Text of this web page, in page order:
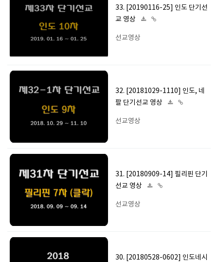
33. [20190116-25] 인도 단기선
교 영상
선교영상
32. [20181029-1110] 인도, 네
팔 단기선교 영상
선교영상
31. [20180909-14] 필리핀 단기
선교 영상
선교영상
30. [20180528-0602] 인도네시